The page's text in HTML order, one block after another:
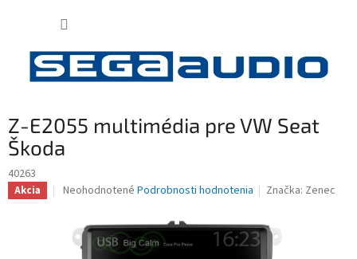
Z-E2055 multimédia pre VW Seat
Škoda
40263
Akcia
Priemerné
0,0
Neohodnotené Podrobnosti hodnotenia Značka: Zenec